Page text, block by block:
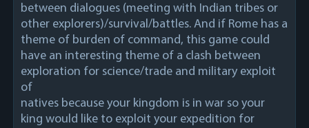
between dialogues (meeting with Indian tribes or
other explorers)/survival/battles. And if Rome has a
theme of burden of command, this game could
have an interesting theme of a clash between
exploration for science/trade and military exploit
of
natives because your kingdom is in war so your
king would like to exploit your expedition for